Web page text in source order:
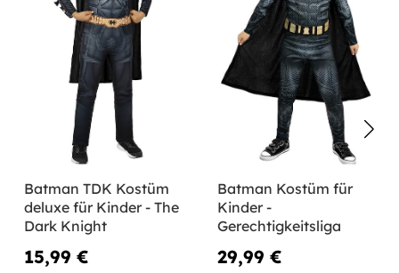
Batman TDK Kostüm
deluxe für Kinder - The
Dark Knight
15,99 €
Batman Kostüm für
Kinder -
Gerechtigkeitsliga
29,99 €